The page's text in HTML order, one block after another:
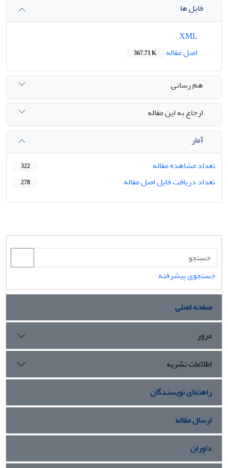
فایل ها
اصل مقاله
367.71 K
هم رسانی
ارجاع به این مقاله
آمار
تعداد مشاهده مقاله
322
تعداد دریافت فایل اصل مقاله 278
جستجوی پیشرفته
صفحه اصلی
مرور
اطلاعات نشریه
راهنمای نویسندگان
ارسال مقاله
داوران